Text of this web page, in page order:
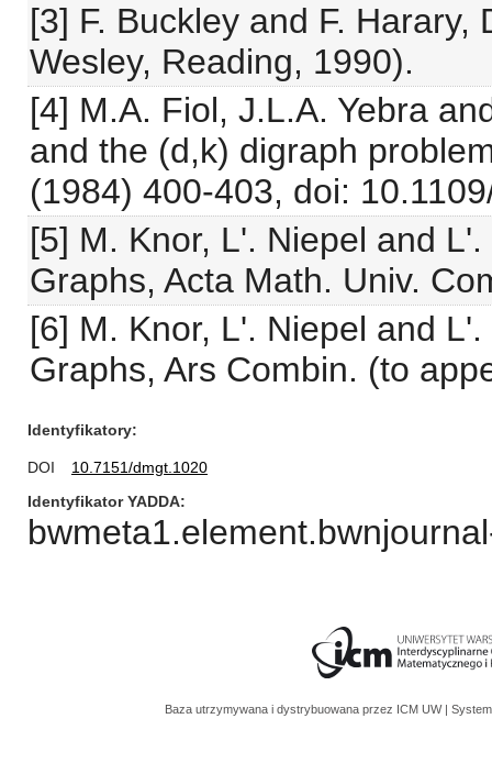
[3] F. Buckley and F.
Wesley, Reading, 1990).
[4] M.A. Fiol, J.L.A. Yebra
and the (d,k) digraph
(1984) 400-403, doi:
[5] M. Knor, L'. Niepel and
Graphs, Acta Math. Univ.
[6] M. Knor, L'. Niepel and
Graphs, Ars Combin. (to
Identyfikatory
DOI
10.7151/dmgt.1020
Identyfikator YADDA
Baza utrzymywana i dystrybuowana przez ICM UW |